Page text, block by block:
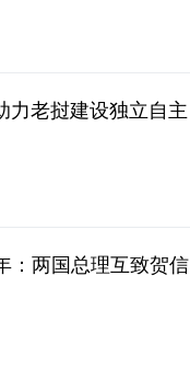
力老挝建设独立自主
：两国总理互致贺信